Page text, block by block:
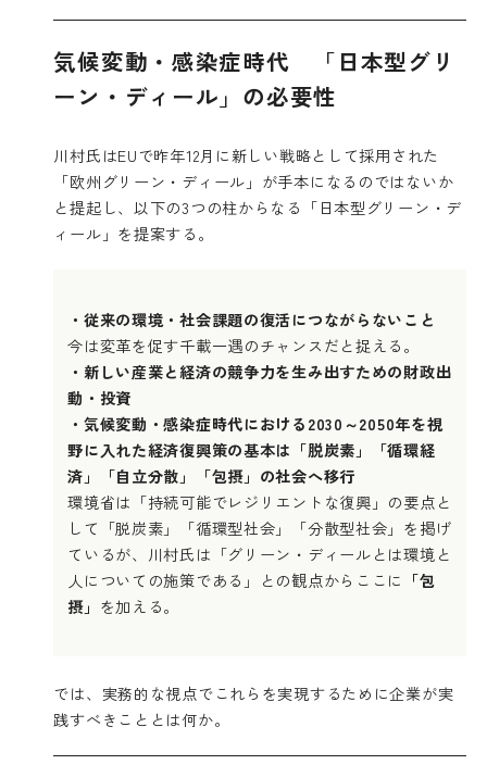
気候変動・感染症時代 「日本型グリ
ーン・ディール」の必要性
川村氏はEUで昨年12月に新しい戦略として採用された
「欧州グリーン・ディール」が手本になるのではないか
と提起し、以下の3つの柱からなる「日本型グリーン・デ
ィール」を提案する。
・従来の環境・社会課題の復活につながらないこと
今は変革を促す千載一遇のチャンスだと捉える。
・新しい産業と経済の競争力を生み出すための財政出
動・投資
・気候変動・感染症時代における2030～2050年を視
野に入れた経済復興策の基本は「脱炭素」「循環経
済」「自立分散」「包摂」の社会へ移行
環境省は「持続可能でレジリエントな復興」の要点と
して「脱炭素」「循環型社会」「分散型社会」を掲げ
ているが、川村氏は「グリーン・ディールとは環境と
人についての施策である」との観点からここに 「包
摂」 を加える。
では、実務的な視点でこれらを実現するために企業が実
践すべきこととは何か。